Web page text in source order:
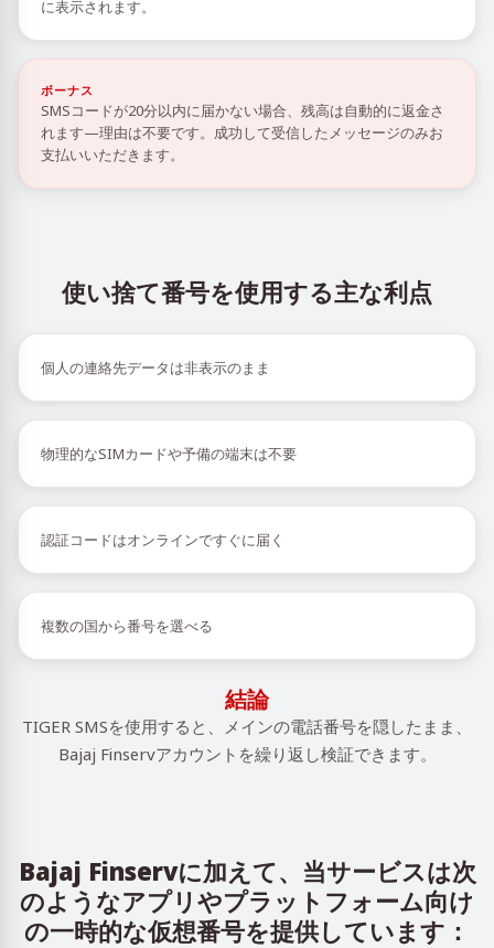
に表示されます。
ボーナス
SMSコードが20分以内に届かない場合、残高は自動的に返金さ
れます—理由は不要です。成功して受信したメッセージのみお
支払いいただきます。
使い捨て番号を使用する主な利点
個人の連絡先データは非表示のまま
物理的なSIMカードや予備の端末は不要
認証コードはオンラインですぐに届く
複数の国から番号を選べる
結論
TIGER SMSを使用すると、メインの電話番号を隠したまま、
Bajaj Finservアカウントを繰り返し検証できます。
Bajaj Finservに加えて、当サービスは次
のようなアプリやプラットフォーム向け
の一時的な仮想番号を提供しています：